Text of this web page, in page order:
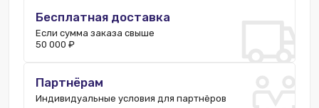
Бесплатная доставка
Если сумма заказа свыше
50 000 ₽
Партнёрам
Индивидуальные условия для партнёров